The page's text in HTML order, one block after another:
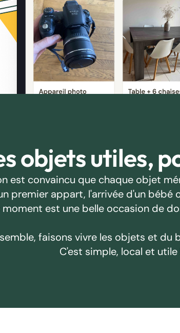
objets utiles,
est convaincu que chaque objet
premier appart, l'arrivée d'un bébé
moment est une belle occasion de
faisons vivre les objets et du
C'est simple, local et utile